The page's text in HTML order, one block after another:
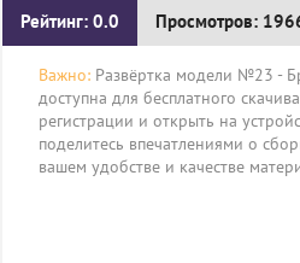
Рейтинг: 0.0 Просмотров:
Важно: Развёртка модели №23 -
доступна для бесплатного
регистрации и открыть на
поделитесь впечатлениями о
вашем удобстве и качестве